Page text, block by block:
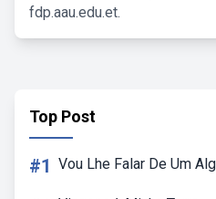
fdp.aau.edu.et.
Top Post
#1 Vou Lhe Falar De Um